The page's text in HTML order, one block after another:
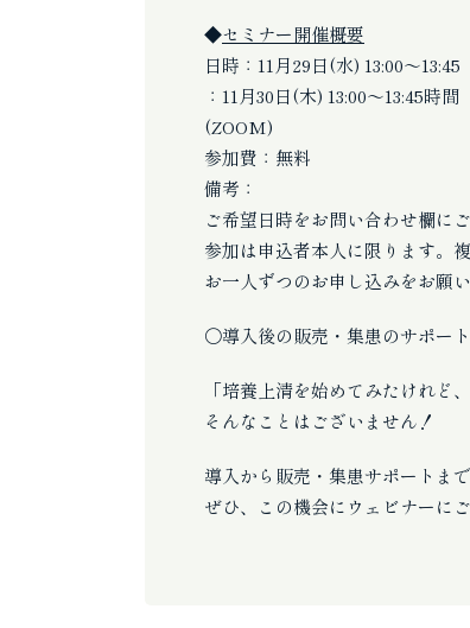
◆セミナー開催概要
日時：11月29日(水) 13:00～13:45
：11月30日(木)
(ZOOM)
参加費：無料
備考：
ご希望日時をお問い合わせ欄に
参加は申込者本人に限ります。
お一人ずつのお申し込みをお願い
〇導入後の販売・集患のサポー
「培養上清を始めてみたけれど
そんなことはございません！
導入から販売・集患サポートま
ぜひ、この機会にウェビナーに